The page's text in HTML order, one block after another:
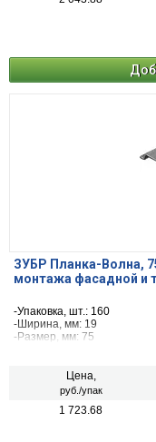
ЗУБР Планка-Волна,
монтажа фасадной и
-Упаковка, шт.: 160
-Ширина, мм: 19
-Размер, мм: 75
Цена,
руб./упак
1 723.68